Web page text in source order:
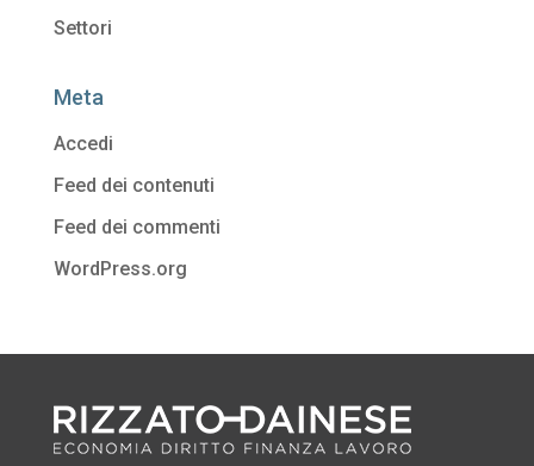
Settori
Meta
Accedi
Feed dei contenuti
Feed dei commenti
WordPress.org